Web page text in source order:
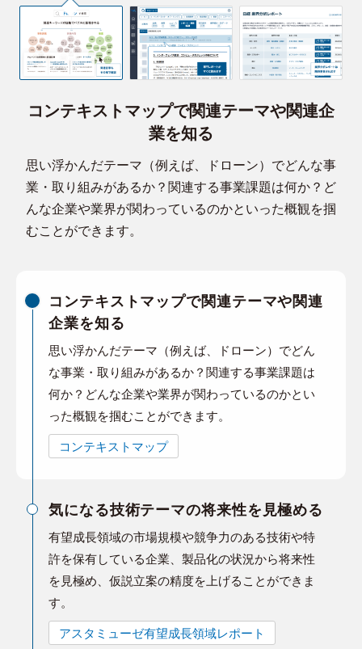
コンテキストマップで関連テーマや関連企
業を知る
思い浮かんだテーマ（例えば、ドローン）でどんな事
業・取り組みがあるか？関連する事業課題は何か？ど
んな企業や業界が関わっているのかといった概観を掴
むことができます。
コンテキストマップで関連テーマや関連
企業を知る
思い浮かんだテーマ（例えば、ドローン）でどん
な事業・取り組みがあるか？関連する事業課題は
何か？どんな企業や業界が関わっているのかとい
った概観を掴むことができます。
コンテキストマップ
気になる技術テーマの将来性を見極める
有望成長領域の市場規模や競争力のある技術や特
許を保有している企業、製品化の状況から将来性
を見極め、仮説立案の精度を上げることができま
す。
アスタミューゼ有望成長領域レポート